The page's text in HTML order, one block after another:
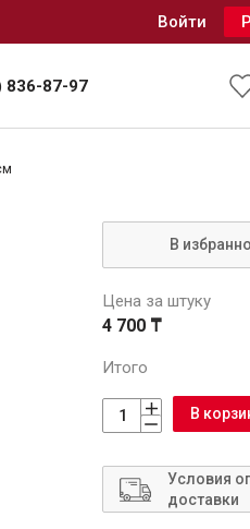
В
Цена за штуку
4 700 ₸
Итого
В
Условия
доставки
Войти
836-87-97
и
Сантехника